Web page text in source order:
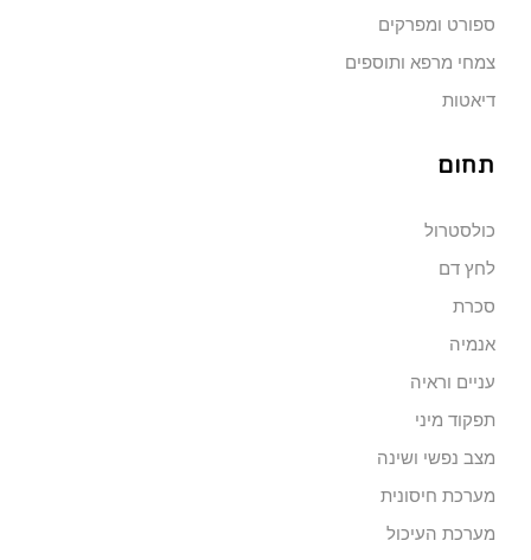
ספורט ומפרקים
צמחי מרפא ותוספים
דיאטות
תחום
כולסטרול
לחץ דם
סכרת
אנמיה
עניים וראיה
תפקוד מיני
מצב נפשי ושינה
מערכת חיסונית
מערכת העיכול